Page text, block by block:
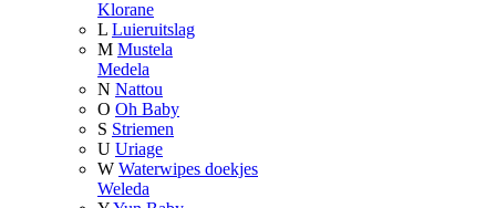
Klorane
L Luieruitslag
M Mustela
Medela
N Nattou
O Oh Baby
S Striemen
U Uriage
W Waterwipes doekjes
Weleda